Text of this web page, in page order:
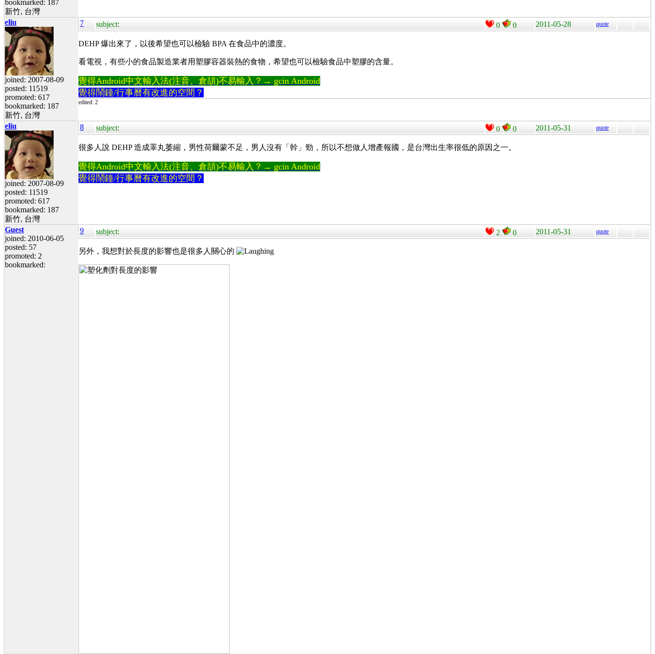
bookmarked: 187
新竹, 台灣
eliu
joined: 2007-08-09
posted: 11519
promoted: 617
bookmarked: 187
新竹, 台灣
7 subject: 0 0 2011-05-28 quote
DEHP 爆出來了，以後希望也可以檢驗 BPA 在食品中的濃度。
看電視，有些小的食品製造業者用塑膠容器裝熱的食物，希望也可以檢驗食品中塑膠的含量。
覺得Android中文輸入法(注音、倉頡)不易輸入？→ gcin Android
覺得鬧鐘/行事曆有改進的空間？
edited: 2
eliu
joined: 2007-08-09
posted: 11519
promoted: 617
bookmarked: 187
新竹, 台灣
8 subject: 0 0 2011-05-31 quote
很多人說 DEHP 造成睪丸萎縮，男性荷爾蒙不足，男人沒有「幹」勁，所以不想做人增產報國，是台灣出生率很低的原因之一。
覺得Android中文輸入法(注音、倉頡)不易輸入？→ gcin Android
覺得鬧鐘/行事曆有改進的空間？
Guest
joined: 2010-06-05
posted: 57
promoted: 2
bookmarked:
9 subject: 2 0 2011-05-31 quote
另外，我想對於長度的影響也是很多人關心的